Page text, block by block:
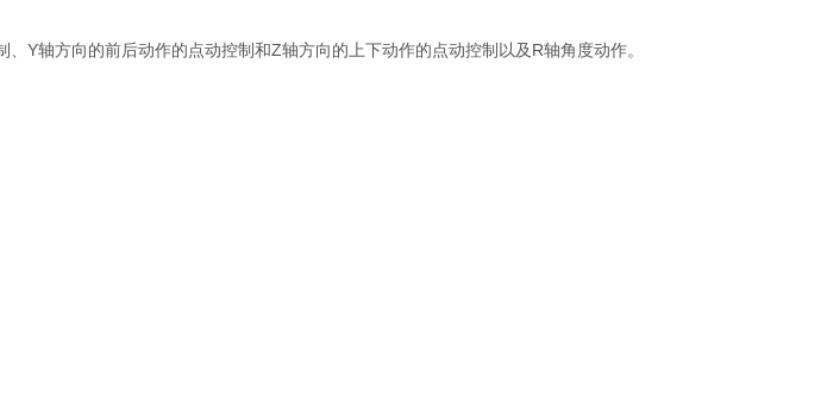
Y轴方向的前后动作的点动控制和Z轴方向的上下动作的点动控制以及R轴角度动作。